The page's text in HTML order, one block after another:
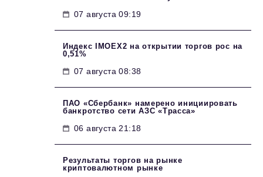
07 августа 09:19
Индекс IMOEX2 на открытии торгов рос на
0,51%
07 августа 08:38
ПАО «Сбербанк» намерено инициировать
банкротство сети АЗС «Трасса»
06 августа 21:18
Результаты торгов на рынке
криптовалютном рынке